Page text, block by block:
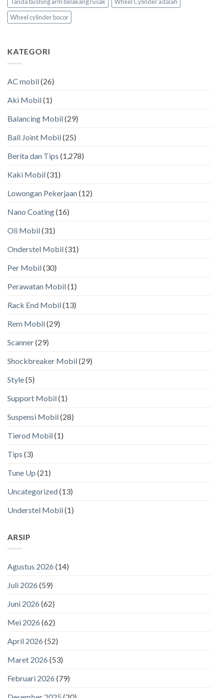
Wheel cylinder bocor
KATEGORI
AC mobil(26)
Aki Mobil(1)
Balancing Mobil(29)
Ball Joint Mobil(25)
Berita dan Tips (1,278)
Kaki Mobil(31)
Lowongan Pekerjaan(12)
Nano Coating(16)
Oli Mobil(31)
Onderstel Mobil(31)
Per Mobil(30)
Perawatan Mobil(1)
Rack End Mobil(13)
Rem Mobil(29)
Scanner(29)
Shockbreaker Mobil(29)
Style(5)
Support Mobil(1)
Suspensi Mobil(28)
Tierod Mobil(1)
Tips (3)
Tune Up (21)
Uncategorized(13)
Understel Mobil(1)
ARSIP
Agustus 2026 (14)
Juli 2026 (59)
Juni 2026 (62)
Mei 2026 (62)
April 2026 (52)
Maret 2026 (53)
Februari 2026 (79)